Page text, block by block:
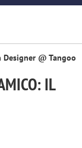
@ Tangoo
IL